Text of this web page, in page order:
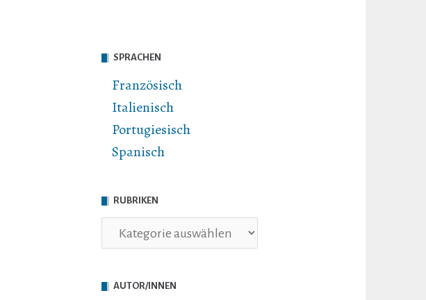
SPRACHEN
Französisch
Italienisch
Portugiesisch
Spanisch
RUBRIKEN
Rubriken
AUTOR/INNEN